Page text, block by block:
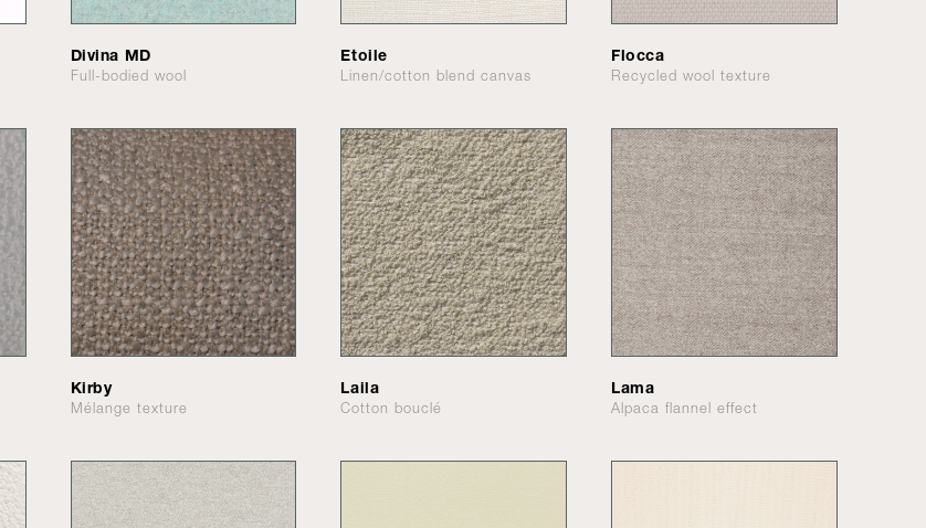
Divina MD
Full-bodied wool
Etoile
Linen/cotton blend canvas
Flocca
Recycled wool texture
Kirby
Mélange texture
Laila
Cotton bouclé
Lama
Alpaca flannel effect